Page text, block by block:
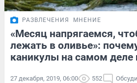
РАЗВЛЕЧЕНИЯ МНЕНИЕ
«Месяц напрягаемся,
лежать в оливье»:
каникулы на самом
27 декабря, 2019, 06:00 552